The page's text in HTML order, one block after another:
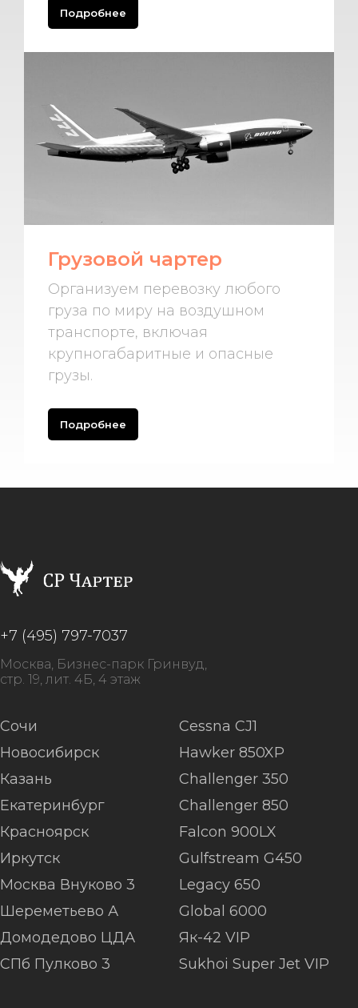
Подробнее
Грузовой чартер
Организуем перевозку любого
груза по миру на воздушном
транспорте, включая
крупногабаритные и опасные
грузы.
Подробнее
+7 (495) 797-7037
Москва, Бизнес-парк Гринвуд,
стр. 19, лит. 4Б, 4 этаж
Сочи
Новосибирск
Казань
Екатеринбург
Красноярск
Иркутск
Москва Внуково 3
Шереметьево А
Домодедово ЦДА
СПб Пулково 3
Cessna CJ1
Hawker 850XP
Challenger 350
Challenger 850
Falcon 900LX
Gulfstream G450
Legacy 650
Global 6000
Як-42 VIP
Sukhoi Super Jet VIP